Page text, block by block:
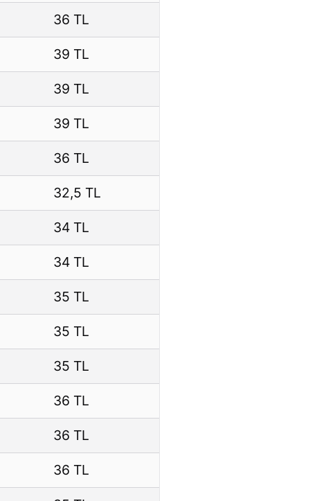
36 TL
39 TL
39 TL
39 TL
36 TL
32,5 TL
34 TL
34 TL
35 TL
35 TL
35 TL
36 TL
36 TL
36 TL